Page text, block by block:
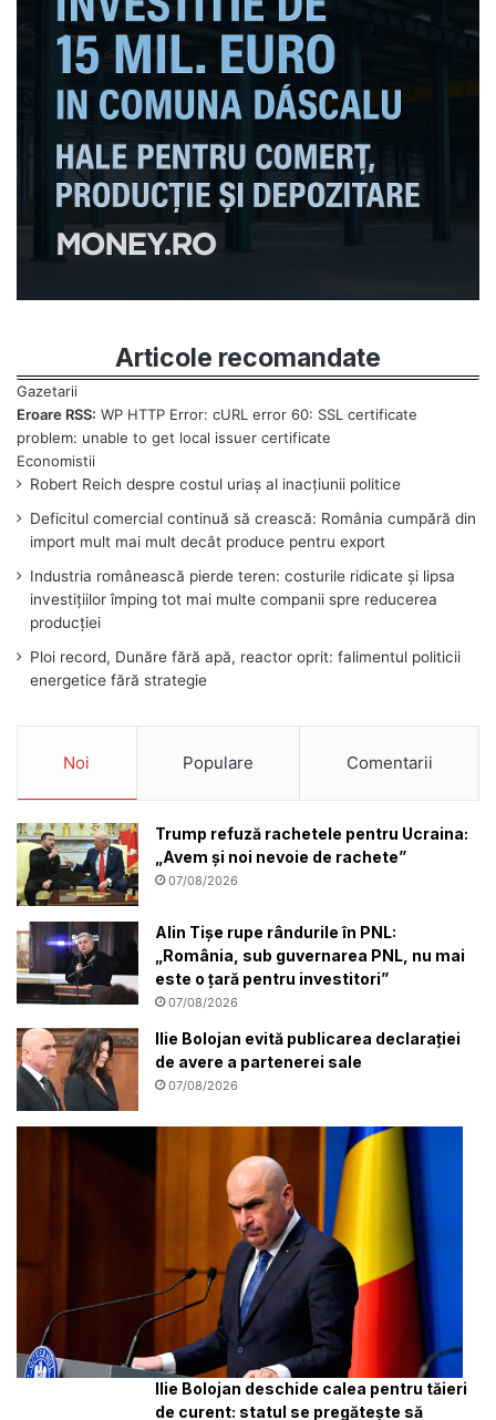
Articole recomandate
Eroare RSS: WP HTTP Error: cURL error 60: SSL certificate
problem: unable to get local issuer certificate
Robert Reich despre costul uriaș al inacțiunii politice
Deficitul comercial continuă să crească: România cumpără din
import mult mai mult decât produce pentru export
Industria românească pierde teren: costurile ridicate și lipsa
investițiilor împing tot mai multe companii spre reducerea
producției
Ploi record, Dunăre fără apă, reactor oprit: falimentul politicii
energetice fără strategie
Noi Populare Comentarii
Trump refuză rachetele pentru Ucraina:
„Avem și noi nevoie de rachete”
07/08/2026
Alin Tișe rupe rândurile în PNL:
„România, sub guvernarea PNL, nu mai
este o țară pentru investitori”
07/08/2026
Ilie Bolojan evită publicarea declarației
de avere a partenerei sale
07/08/2026
Ilie Bolojan deschide calea pentru tăieri
de curent: statul se pregătește să